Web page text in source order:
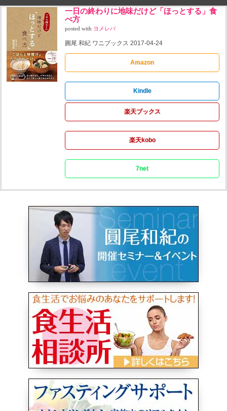
一日の終わりに地味だけど「ほっとする」食
べ方
posted with ヨメレバ
圓尾 和紀 ワニブックス 2017-04-24
Amazon
Kindle
楽天ブックス
楽天kobo
7net